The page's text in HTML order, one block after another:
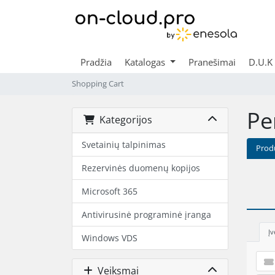
Pradžia Katalogas Pranešimai D.U.K
Shopping Cart
Kategorijos
Svetainių talpinimas
Rezervinės duomenų kopijos
Microsoft 365
Antivirusinė programinė įranga
Windows VDS
Veiksmai